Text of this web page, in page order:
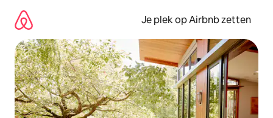
direct
naar
inhoud
Je plek op Airbnb zetten